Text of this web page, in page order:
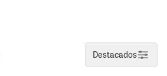
Destacados